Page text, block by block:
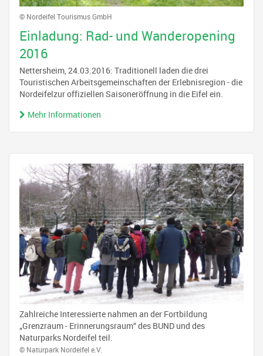
© Nordeifel Tourismus GmbH
Einladung: Rad- und Wanderopening
2016
Nettersheim, 24.03.2016: Traditionell laden die drei
Touristischen Arbeitsgemeinschaften der Erlebnisregion - die
Nordeifelzur offiziellen Saisoneröffnung in die Eifel ein.
Mehr Informationen
Zahlreiche Interessierte nahmen an der Fortbildung
„Grenzraum - Erinnerungsraum“ des BUND und des
Naturparks Nordeifel teil.
© Naturpark Nordeifel e.V.